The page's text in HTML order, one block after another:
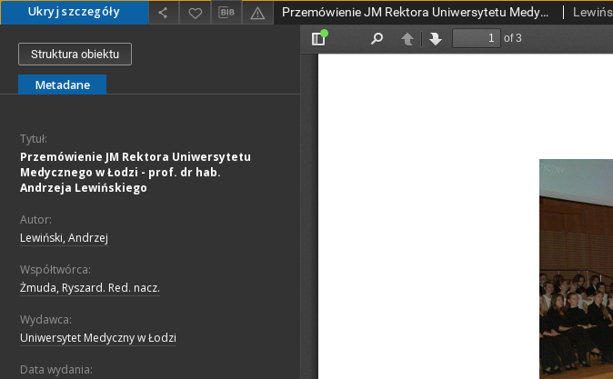
Ukryj szczegóły Przemówienie JM Rektora Uniwersytetu Medycznego w Łodzi - prof. dr hab. Andrzeja Lewińskiego
Struktura obiektu
Metadane
Tytuł:
Przemówienie JM Rektora Uniwersytetu
Medycznego w Łodzi - prof. dr hab.
Andrzeja Lewińskiego
Autor:
Lewiński, Andrzej
Współtwórca:
Żmuda, Ryszard. Red. nacz.
Wydawca:
Uniwersytet Medyczny w Łodzi
Data wydania: